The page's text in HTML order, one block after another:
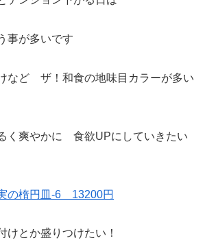
事が多いです
など ザ！和食の地味目カラーが多い
く爽やかに 食欲UPにしていきたい
の楕円皿‐6 13200円
けとか盛りつけたい！